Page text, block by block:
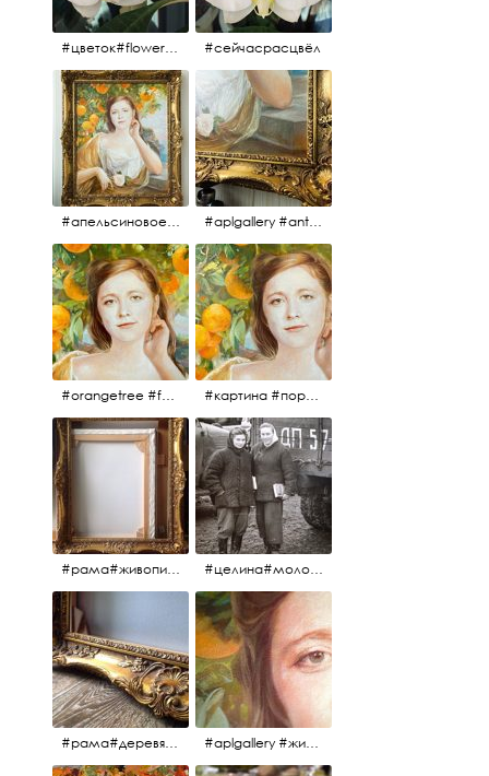
#цветок#flowers #💜🌸 #сейчасрасцвёл
#апельсиновоедерево #плодородие #изобилие #картина #портрет #живопись #девушка #апельсиновоедерево #плодородие #рама #антикварнаярама #антиквариат #antiques #abundance #aplgallery #portrait #painting #frame #fertility #orangetree @aplgallery #aplgallery #antiques #painting #portrait #frame #antiqueframe #abundance #fertility #orangetree #антиквариат#картина#фрагмент #живопись #улыбка #девушка #портрет #рама #антикварнаярама #изобилие #плодородие #апельсиновоедерево
#orangetree #fertility #abundance #portrait #painting #живопись #портрет #картина #девушка #улыбка #aplgallery #картина #портрет #живопись #апельсиновоедерево # девушка #улыбка #изобилие #плодородие #painting #portrait #abundance #fertility #orangetree #aplgallery
#рама#живопись#антиквариат#спб#aplgallery #целина#молодёжьнацелине#комсомолки#50тыегода #50тые#СССР
#рама#деревяннаярама#антиквариат#живопись#aplgallery #aplgallery #живопись #портрет